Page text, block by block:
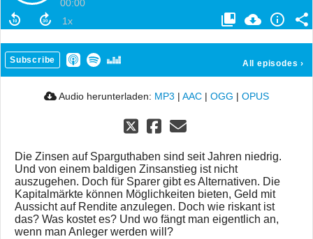
00:00
Subscribe All episodes ›
Audio herunterladen: MP3 | AAC | OGG | OPUS
Die Zinsen auf Sparguthaben sind seit Jahren niedrig.
Und von einem baldigen Zinsanstieg ist nicht
auszugehen. Doch für Sparer gibt es Alternativen. Die
Kapitalmärkte können Möglichkeiten bieten, Geld mit
Aussicht auf Rendite anzulegen. Doch wie riskant ist
das? Was kostet es? Und wo fängt man eigentlich an,
wenn man Anleger werden will?